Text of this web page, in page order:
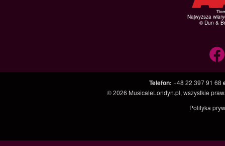
Najwyższa
© Dun &
Telefon: +48 22 397 91 68
© 2026 MusicaleLondyn.pl, wszystkie
Polityka